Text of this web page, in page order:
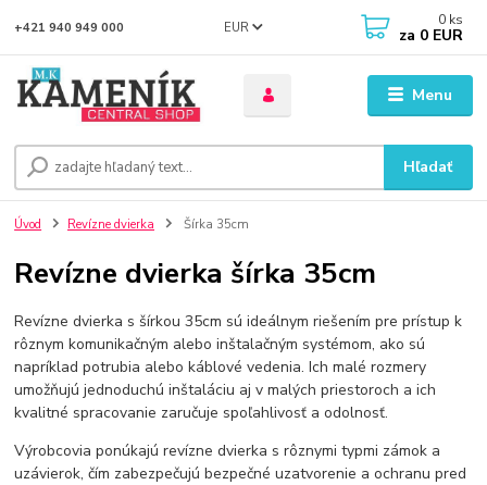
Menu
EUR
Hľadať
+421 940 949 000 0 ks
za 0 EUR
Úvod Revízne dvierka Šírka 35cm
Revízne dvierka šírka 35cm
Revízne dvierka s šírkou 35cm sú ideálnym riešením pre prístup k
rôznym komunikačným alebo inštalačným systémom, ako sú
napríklad potrubia alebo káblové vedenia. Ich malé rozmery
umožňujú jednoduchú inštaláciu aj v malých priestoroch a ich
kvalitné spracovanie zaručuje spoľahlivosť a odolnosť.
Výrobcovia ponúkajú revízne dvierka s rôznymi typmi zámok a
uzávierok, čím zabezpečujú bezpečné uzatvorenie a ochranu pred